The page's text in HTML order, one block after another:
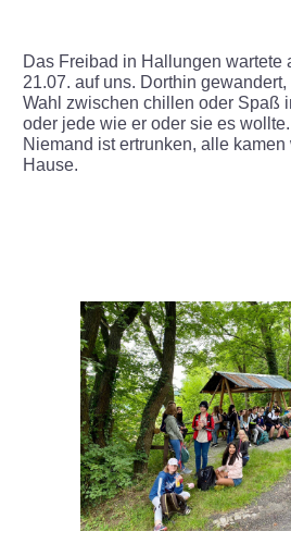
Im Kletterpark
Im Freibad
Herzenssache
Spiel und Spaß für Kids
Spaß für die Großen
Losglück
Für das leibliche Wohl
Das Freibad in Hallungen wartete
21.07. auf uns. Dorthin
Wahl zwischen chillen oder Spaß
oder jede wie er oder sie es
Niemand ist ertrunken, alle
Hause.